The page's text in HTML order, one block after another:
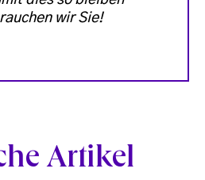
wir Sie!
Artikel